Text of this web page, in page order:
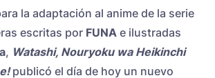
la adaptación al anime de la serie
escritas por FUNA e ilustradas
, Watashi, Nouryoku wa Heikinchi
publicó el día de hoy un nuevo